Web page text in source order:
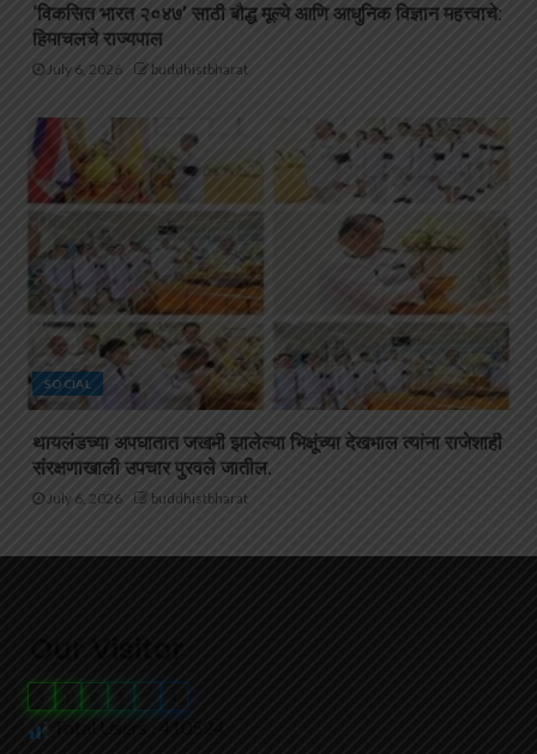
‘विकसित भारत २०४७’ साठी बौद्ध मूल्ये आणि आधुनिक विज्ञान महत्त्वाचे:
हिमाचलचे राज्यपाल
July 6, 2026 buddhistbharat
SOCIAL
थायलंडच्या अपघातात जखमी झालेल्या भिक्षूंच्या देखभाल त्यांना राजेशाही
संरक्षणाखाली उपचार पुरवले जातील.
July 6, 2026 buddhistbharat
Total Users : 410524